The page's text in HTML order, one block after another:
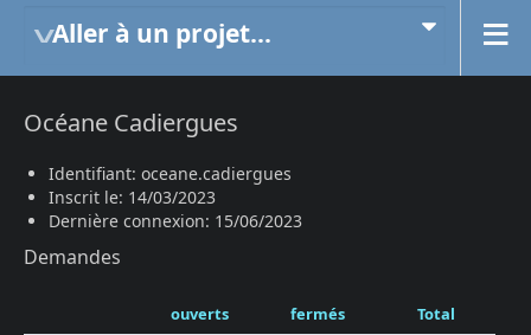
Aller à un projet...
Océane Cadiergues
Identifiant: oceane.cadiergues
Inscrit le: 14/03/2023
Dernière connexion: 15/06/2023
Demandes
ouverts fermés
Total